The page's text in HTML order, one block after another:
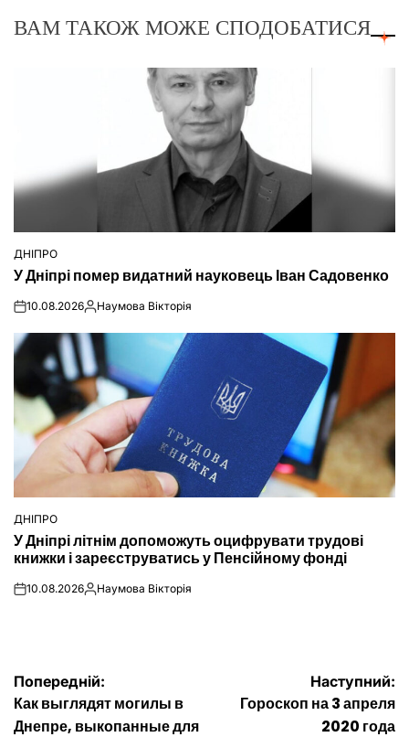
ВАМ ТАКОЖ МОЖЕ СПОДОБАТИСЯ
ОПУБЛІКУВАТИ
У
ДНІПРО
У Дніпрі помер видатний науковець Іван Садовенко
on10.08.2026Опубліковано
Наумова Вікторія
ОПУБЛІКУВАТИ
У
ДНІПРО
У Дніпрі літнім допоможуть оцифрувати трудові
книжки і зареєструватись у Пенсійному фонді
on10.08.2026Опубліковано
Наумова Вікторія
Навігація
Попередній:
Как выглядят могилы в
Днепре, выкопанные для
Наступний:
Гороскоп на 3 апреля
2020 года